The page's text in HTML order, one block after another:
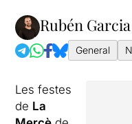
Rubén
General
Les festes
de La